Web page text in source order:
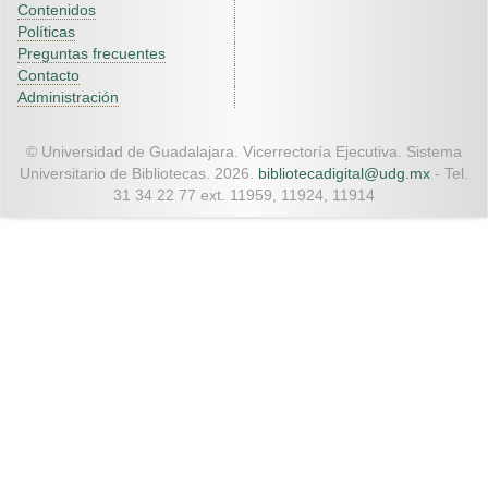
Contenidos
Políticas
Preguntas frecuentes
Contacto
Administración
© Universidad de Guadalajara. Vicerrectoría Ejecutiva. Sistema
Universitario de Bibliotecas. 2026. bibliotecadigital@udg.mx - Tel.
31 34 22 77 ext. 11959, 11924, 11914